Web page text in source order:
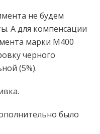
не будем
А для компенсации
марки М400
черного
(5%).
было